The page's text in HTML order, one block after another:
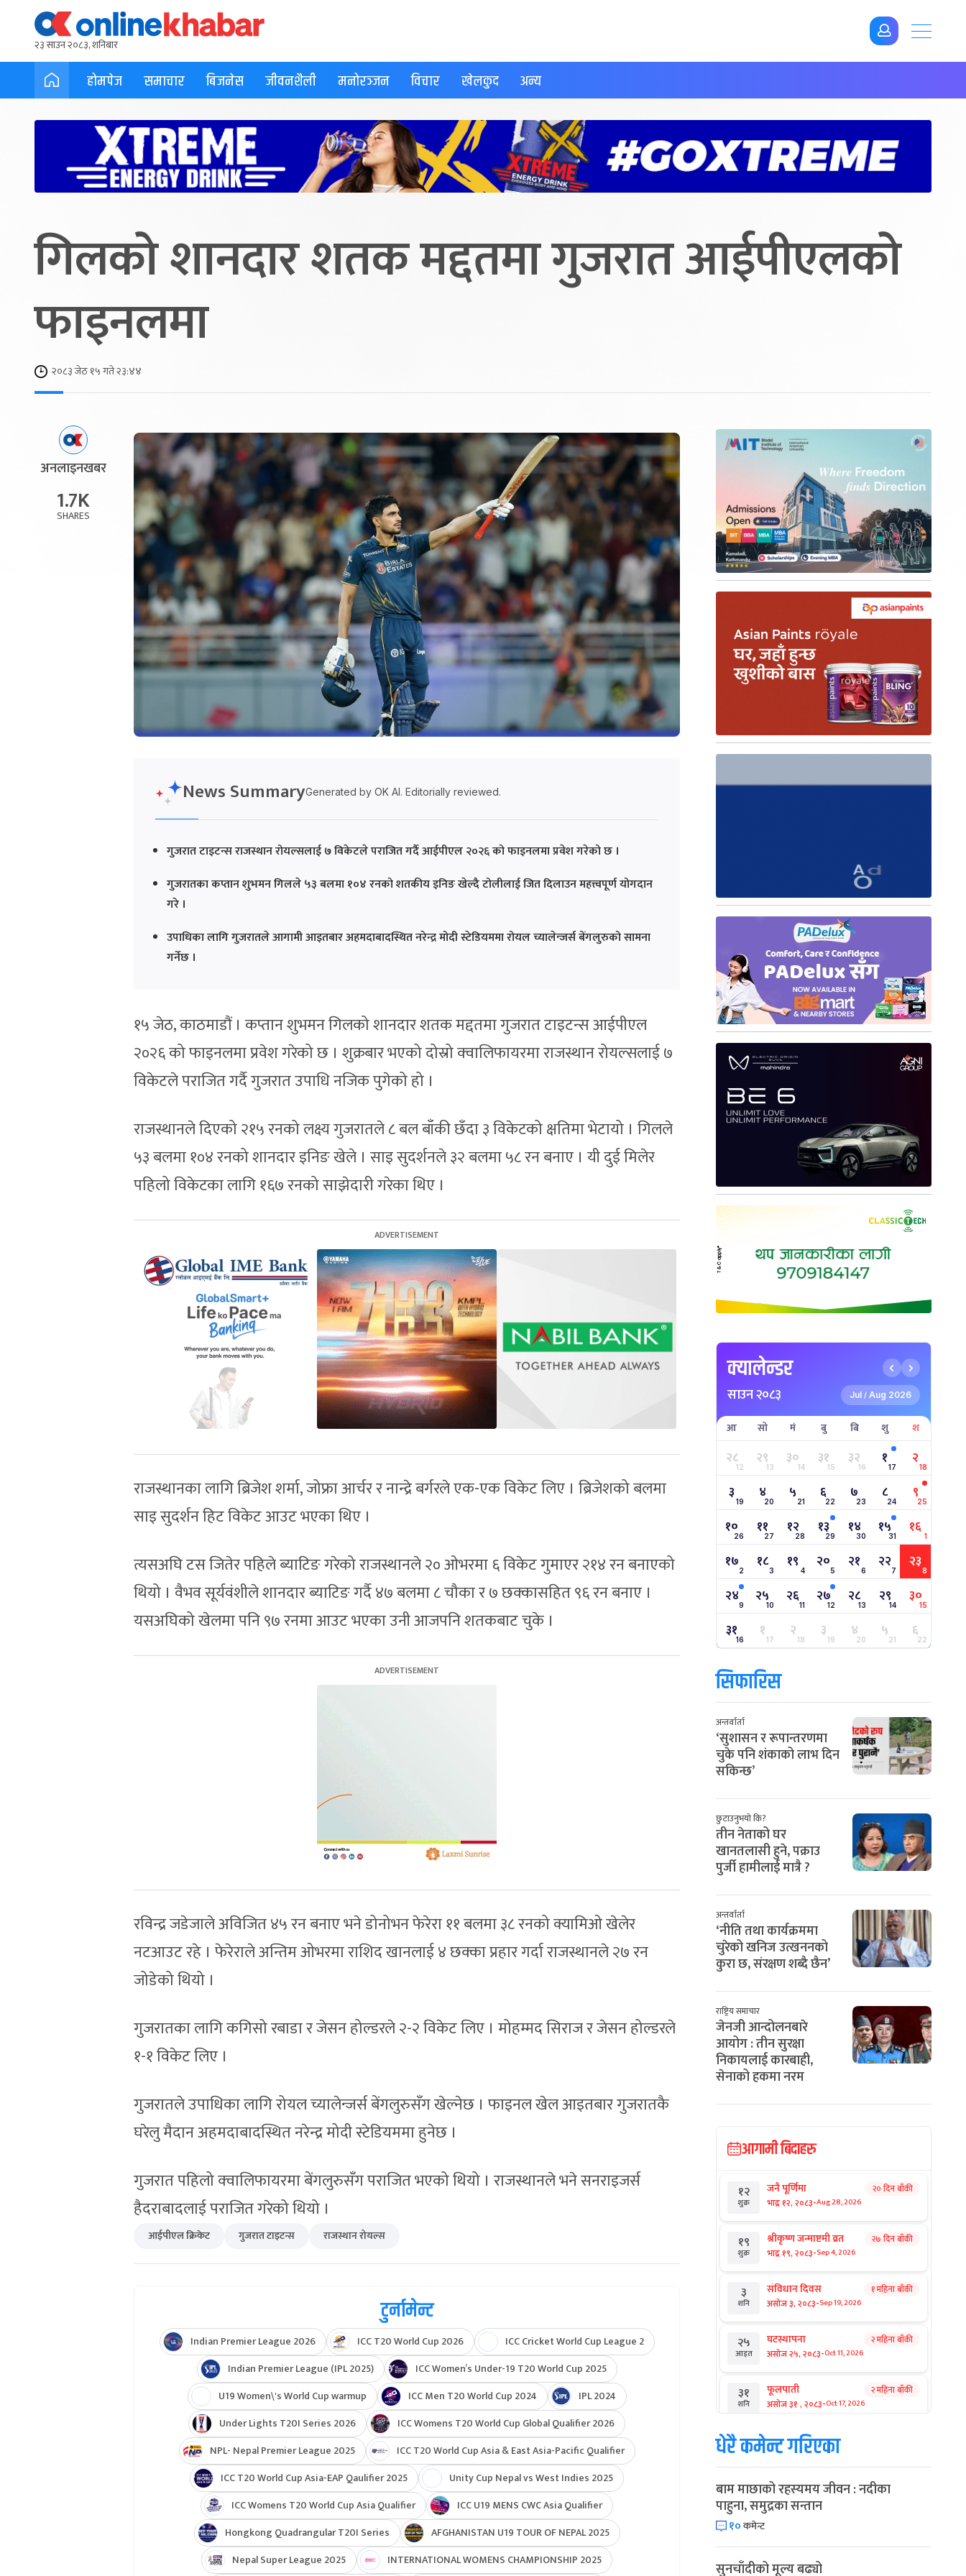
२३ साउन २०८३, शनिबार
होमपेज समाचार बिजनेस जीवनशैली मनोरञ्जन विचार खेलकुद अन्य
गिलको शानदार शतक मद्दतमा गुजरात आईपीएलको
फाइनलमा
२०८३ जेठ १५ गते २३:४४
अनलाइनखबर
1.7K
SHARES
News SummaryGenerated by OK AI. Editorially reviewed.
गुजरात टाइटन्स राजस्थान रोयल्सलाई ७ विकेटले पराजित गर्दै आईपीएल २०२६ को फाइनलमा प्रवेश गरेको छ ।
गुजरातका कप्तान शुभमन गिलले ५३ बलमा १०४ रनको शतकीय इनिङ खेल्दै टोलीलाई जित दिलाउन महत्त्वपूर्ण योगदान
गरे ।
उपाधिका लागि गुजरातले आगामी आइतबार अहमदाबादस्थित नरेन्द्र मोदी स्टेडियममा रोयल च्यालेन्जर्स बेंगलुरुको सामना
गर्नेछ ।
१५ जेठ, काठमाडौं । कप्तान शुभमन गिलको शानदार शतक मद्दतमा गुजरात टाइटन्स आईपीएल
२०२६ को फाइनलमा प्रवेश गरेको छ । शुक्रबार भएको दोस्रो क्‍वालिफायरमा राजस्थान रोयल्सलाई ७
विकेटले पराजित गर्दै गुजरात उपाधि नजिक पुगेको हो ।
राजस्थानले दिएको २१५ रनको लक्ष्य गुजरातले ८ बल बाँकी छँदा ३ विकेटको क्षतिमा भेटायो । गिलले
५३ बलमा १०४ रनको शानदार इनिङ खेले । साइ सुदर्शनले ३२ बलमा ५८ रन बनाए । यी दुई मिलेर
पहिलो विकेटका लागि १६७ रनको साझेदारी गरेका थिए ।
राजस्थानका लागि ब्रिजेश शर्मा, जोफ्रा आर्चर र नान्द्रे बर्गरले एक-एक विकेट लिए । ब्रिजेशको बलमा
साइ सुदर्शन हिट विकेट आउट भएका थिए ।
त्यसअघि टस जितेर पहिले ब्याटिङ गरेको राजस्थानले २० ओभरमा ६ विकेट गुमाएर २१४ रन बनाएको
थियो । वैभव सूर्यवंशीले शानदार ब्याटिङ गर्दै ४७ बलमा ८ चौका र ७ छक्कासहित ९६ रन बनाए ।
यसअघिको खेलमा पनि ९७ रनमा आउट भएका उनी आजपनि शतकबाट चुके ।
रविन्द्र जडेजाले अविजित ४५ रन बनाए भने डोनोभन फेरेरा ११ बलमा ३८ रनको क्यामिओ खेलेर
नटआउट रहे । फेरेराले अन्तिम ओभरमा राशिद खानलाई ४ छक्का प्रहार गर्दा राजस्थानले २७ रन
जोडेको थियो ।
गुजरातका लागि कगिसो रबाडा र जेसन होल्डरले २-२ विकेट लिए । मोहम्मद सिराज र जेसन होल्डरले
१-१ विकेट लिए ।
गुजरातले उपाधिका लागि रोयल च्यालेन्जर्स बेंगलुरुसँग खेल्नेछ । फाइनल खेल आइतबार गुजरातकै
घरेलु मैदान अहमदाबादस्थित नरेन्द्र मोदी स्टेडियममा हुनेछ ।
गुजरात पहिलो क्‍वालिफायरमा बेंगलुरुसँग पराजित भएको थियो । राजस्थानले भने सनराइजर्स
हैदराबादलाई पराजित गरेको थियो ।
आईपीएल क्रिकेट गुजरात टाइटन्स राजस्थान रोयल्स
टुर्नामेन्ट
Indian Premier League 2026 ICC T20 World Cup 2026
ICC Cricket World Cup League 2
Indian Premier League (IPL 2025)
ICC Women’s Under-19 T20 World Cup 2025
U19 Women\'s World Cup warmup
ICC Men T20 World Cup 2024
IPL 2024
Under Lights T20I Series 2026
ICC Womens T20 World Cup Global Qualifier 2026
NPL- Nepal Premier League 2025
ICC T20 World Cup Asia & East Asia-Pacific Qualifier
ICC T20 World Cup Asia-EAP Qaulifier 2025
Unity Cup Nepal vs West Indies 2025
ICC Womens T20 World Cup Asia Qualifier
ICC U19 MENS CWC Asia Qualifier
Hongkong Quadrangular T20I Series
AFGHANISTAN U19 TOUR OF NEPAL 2025
Nepal Super League 2025
INTERNATIONAL WOMENS CHAMPIONSHIP 2025
क्यालेन्डर
साउन २०८३ Jul / Aug 2026
आ सो मं बु बि शु श
२८12 २९13 ३०14 ३१15 ३२16 १17 २18
३ 19 ४20 ५ 21 ६22 ७23 ८24 ९25
१०26 ११27 १२28 १३29 १४30 १५31 १६ 1
१७2 १८3 १९ 4 २०5 २१6 २२7 २३8
२४9 २५10 २६11 २७12 २८13 २९14 ३०15
३१16 १17 २18 ३19 ४20 ५21 ६22
सिफारिस
अन्तर्वार्ता
‘सुशासन र रूपान्तरणमा
चुके पनि शंकाको लाभ दिन
सकिन्छ’
छुटाउनुभयो कि?
तीन नेताको घर
खानतलासी हुने, पक्राउ
पुर्जी हामीलाई मात्रै ?
अन्तर्वार्ता
‘नीति तथा कार्यक्रममा
चुरेको खनिज उत्खननको
कुरा छ, संरक्षण शब्दै छैन’
राष्ट्रिय समाचार
जेनजी आन्दोलनबारे
आयोग : तीन सुरक्षा
निकायलाई कारबाही,
सेनाको हकमा नरम
आगामी बिदाहरु
१२
शुक्र
जनै पूर्णिमा
भाद्र १२, २०८३-Aug 28, 2026
२० दिन बाँकी
१९
शुक्र
श्रीकृष्ण जन्माष्टमी व्रत
भाद्र १९, २०८३-Sep 4, 2026
२७ दिन बाँकी
३
शनि
संविधान दिवस
असोज ३, २०८३-Sep 19, 2026
१ महिना बाँकी
२५
आइत
घटस्थापना
असोज २५, २०८३-Oct 11, 2026
२ महिना बाँकी
३१
शनि
फूलपाती
असोज ३१ , २०८३-Oct 17, 2026
२ महिना बाँकी
१
आइत
कार्तिक सङ्क्रान्ति
कार्तिक १, २०८३-Oct 18, 2026
३
मंगल
महानवमी
कार्तिक ३, २०८३-
२ महिना बाँकी
४
धेरै कमेन्ट गरिएका
बाम माछाको रहस्यमय जीवन : नदीका
पाहुना, समुद्रका सन्तान
१०कमेन्ट
सुनचाँदीको मूल्य बढ्यो